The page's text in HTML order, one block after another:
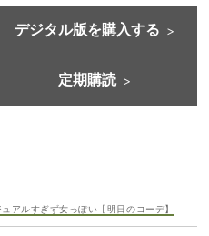
デジタル版を購入する
定期購読
アルすぎず女っぽい【明日のコーデ】